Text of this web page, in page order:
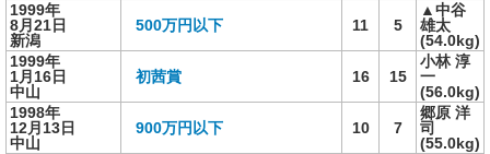
1999年
8月21日
新潟
500万円以下 11 5
▲中谷
雄太
(54.0kg)
1999年
1月16日
中山
初茜賞 16 15
小林 淳
一
(56.0kg)
1998年
12月13日
中山
900万円以下 10 7
郷原 洋
司
(55.0kg)